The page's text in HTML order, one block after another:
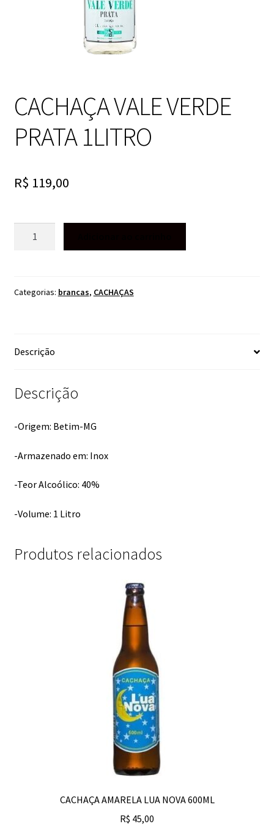
CACHAÇA VALE VERDE
PRATA 1LITRO
R$ 119,00
1LITRO
Categorias: brancas, CACHAÇAS
Descrição
Descrição
-Origem: Betim-MG
-Armazenado em: Inox
-Teor Alcoólico: 40%
-Volume: 1 Litro
Produtos relacionados
CACHAÇA AMARELA LUA NOVA 600ML
R$ 45,00